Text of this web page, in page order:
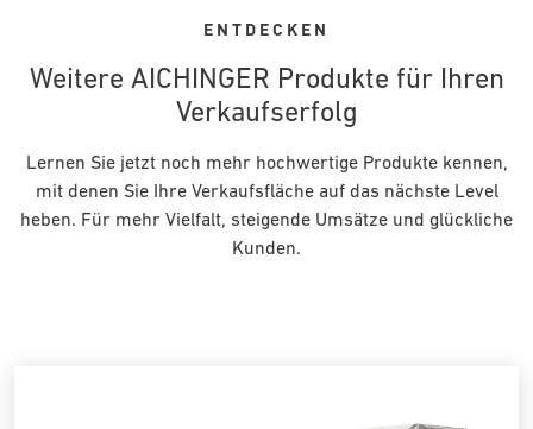
ENTDECKEN
Weitere AICHINGER Produkte für Ihren
Verkaufserfolg
Lernen Sie jetzt noch mehr hochwertige Produkte kennen,
mit denen Sie Ihre Verkaufsfläche auf das nächste Level
heben. Für mehr Vielfalt, steigende Umsätze und glückliche
Kunden.